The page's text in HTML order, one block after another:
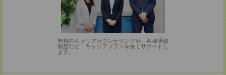
無料のキャリアカウンセリングや、各種研修
制度など、キャリアプランを長くサポートし
ます。